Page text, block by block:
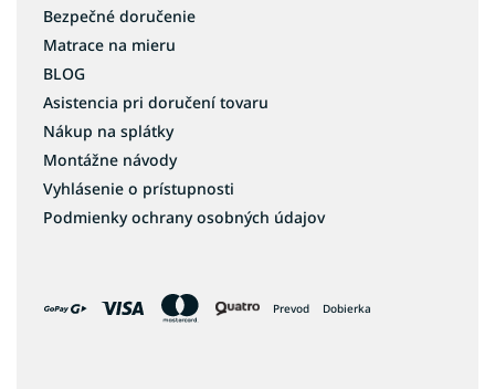
Bezpečné doručenie
Matrace na mieru
BLOG
Asistencia pri doručení tovaru
Nákup na splátky
Montážne návody
Vyhlásenie o prístupnosti
Podmienky ochrany osobných údajov
Prevod Dobierka